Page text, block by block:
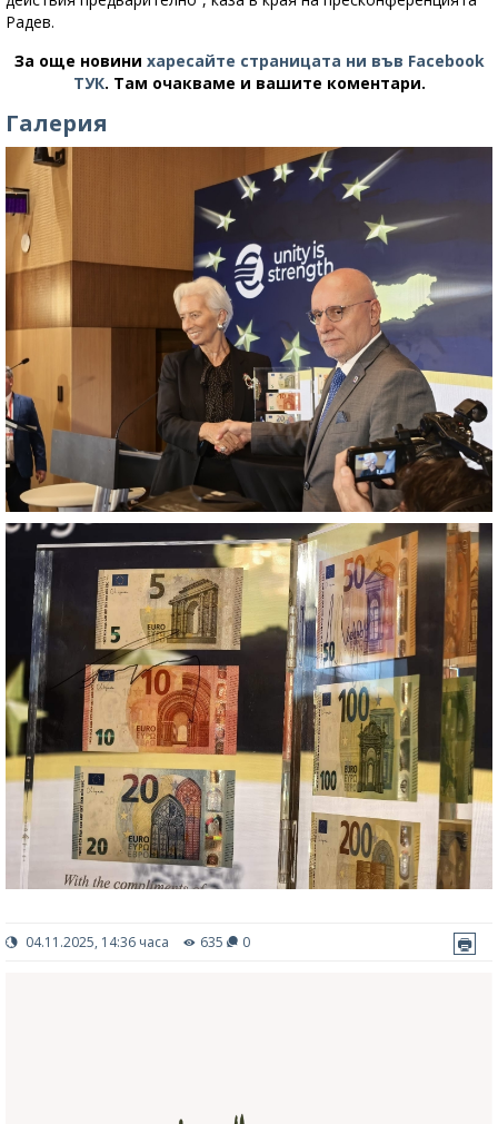
Радев.
За още новини харесайте страницата ни във Facebook
ТУК. Там очакваме и вашите коментари.
Галерия
04.11.2025, 14:36 часа 635 0